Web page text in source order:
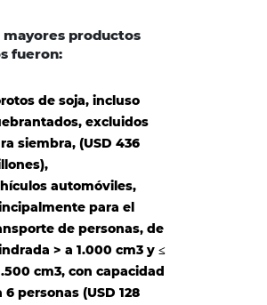
mayores productos
fueron:
de soja, incluso
excluidos
siembra, (USD 436
automóviles,
para el
de personas, de
> a 1.000 cm3 y ≤
cm3, con capacidad
6 personas (USD 128